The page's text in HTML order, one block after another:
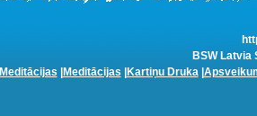
BSW Latvia
Meditācijas
Meditācijas Kartiņu Druka|